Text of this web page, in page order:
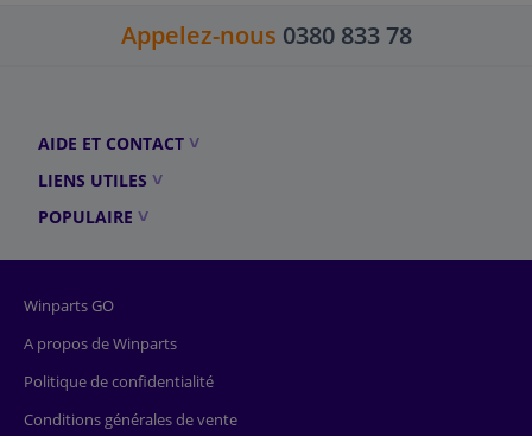
Appelez-nous 0380 833 78
AIDE ET CONTACT
LIENS UTILES
POPULAIRE
Winparts GO
A propos de Winparts
Politique de confidentialité
Conditions générales de vente